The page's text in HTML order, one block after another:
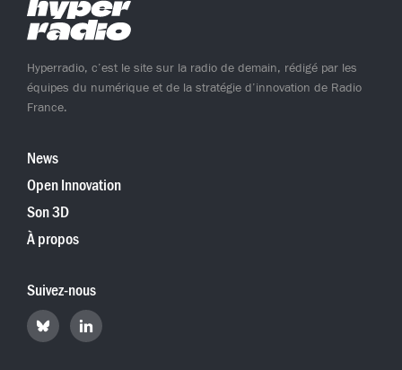
Hyperradio, c’est le site sur la radio de demain, rédigé par les
équipes du numérique et de la stratégie d’innovation de Radio
France.
News
Open Innovation
Son 3D
À propos
Suivez-nous
Retrouvez
Hyperradio
Retrouvez
Hyperradio